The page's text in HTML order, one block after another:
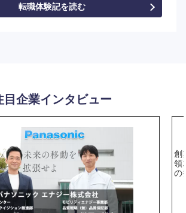
転職体験記を読む
目企業インタビュー
創
領
の